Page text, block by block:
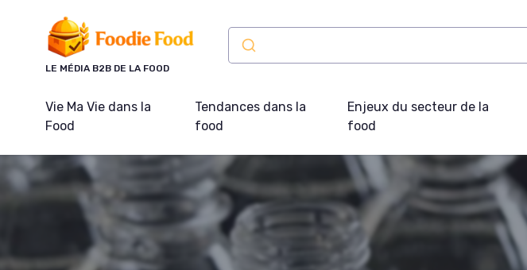
LE MÉDIA B2B DE LA FOOD
Vie Ma Vie dans la
Food
Tendances dans la
food
Enjeux du secteur de la
food